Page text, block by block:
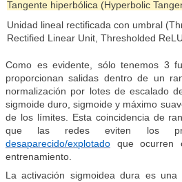
Tangente hiperbólica (Hyperbolic
Unidad lineal rectificada con umbral
Rectified Linear Unit, Thresholded
Como es evidente, sólo tenemos 3
proporcionan salidas dentro de un
normalización por lotes de escalado
sigmoide duro, sigmoide y máximo
de los límites. Esta coincidencia de
que las redes eviten los
desaparecido/explotado que ocurren
entrenamiento.
La activación sigmoidea dura es